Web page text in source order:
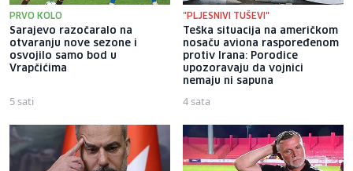
PRVO KOLO
Sarajevo razočaralo na
otvaranju nove sezone i
osvojilo samo bod u
Vrapčićima
5 sati
"PLJESNIVI TUŠEVI"
Teška situacija na američkom
nosaču aviona raspoređenom
protiv Irana: Porodice
upozoravaju da vojnici
nemaju ni sapuna
4 sata